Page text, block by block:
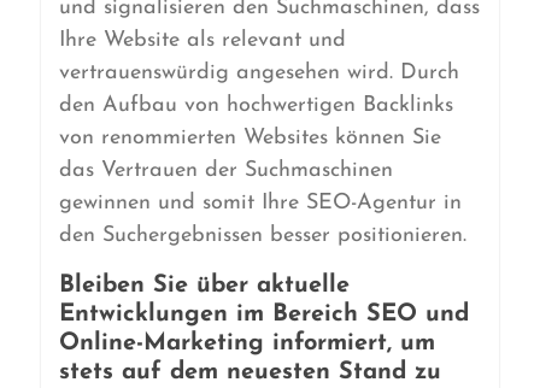
und signalisieren den Suchmaschinen, dass
Ihre Website als relevant und
vertrauenswürdig angesehen wird. Durch
den Aufbau von hochwertigen Backlinks
von renommierten Websites können Sie
das Vertrauen der Suchmaschinen
gewinnen und somit Ihre SEO-Agentur in
den Suchergebnissen besser positionieren.
Bleiben Sie über aktuelle
Entwicklungen im Bereich SEO und
Online-Marketing informiert, um
stets auf dem neuesten Stand zu